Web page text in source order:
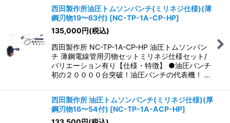
西田製作所油圧トムソンパンチ(ミリネジ仕様)(薄
鋼刃物19〜63付) [NC-TP-1A-CP-HP]
135,000円(税込)
西田製作所 NC-TP-1A-CP-HP 油圧トムソンパン
チ 薄鋼電線管用刃物セットミリネジ仕様セット/
バリエーション有り【仕様・特徴】 ●油圧パンチ
初の２００００台突破！油圧パンチの代表機！ …
西田製作所 油圧トムソンパンチ(ミリネジ仕様)(厚
鋼刃物16〜54付) [NC-TP-1A-ACP-HP]